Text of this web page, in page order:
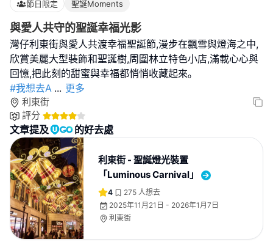
節日限定 聖誕Moments
與愛人共守的聖誕幸福光影
灣仔利東街與愛人共渡幸福聖誕節,漫步在飄雪與燈海之中,
欣賞美麗大型裝飾和聖誕樹,周圍林立特色小店,滿載心心與
#我想去A ... 更多
利東街
評分
文章提及 的好去處
利東街 - 聖誕燈光裝置
「Luminous Carnival」
4 275 人想去
2025年11月21日 - 2026年1月7日
利東街